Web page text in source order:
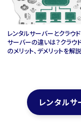
レンタルサーバーとクラウド
サーバーの違いは？クラウ
のメリット、デメリットを解説
レンタルサ